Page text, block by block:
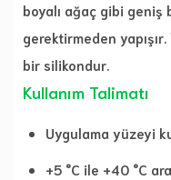
boyalı ağaç gibi
gerektirmeden
bir silikondur.
Kullanım Talimatı
Uygulama yüzeyi
+5 °C ile +40 °C